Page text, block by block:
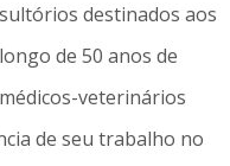
destinados aos
de 50 anos de
veterinários
de seu trabalho no